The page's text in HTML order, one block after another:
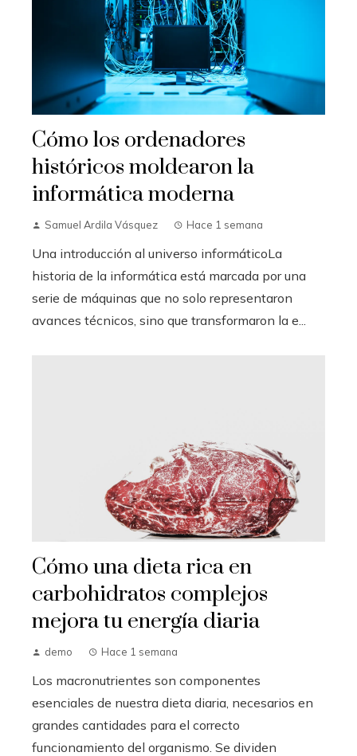
Cómo los ordenadores
históricos moldearon la
informática moderna
Samuel Ardila Vásquez Hace 1 semana
Una introducción al universo informáticoLa
historia de la informática está marcada por una
serie de máquinas que no solo representaron
avances técnicos, sino que transformaron la e...
Cómo una dieta rica en
carbohidratos complejos
mejora tu energía diaria
demo Hace 1 semana
Los macronutrientes son componentes
esenciales de nuestra dieta diaria, necesarios en
grandes cantidades para el correcto
funcionamiento del organismo. Se dividen